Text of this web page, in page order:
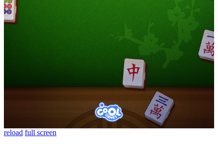
reload full screen